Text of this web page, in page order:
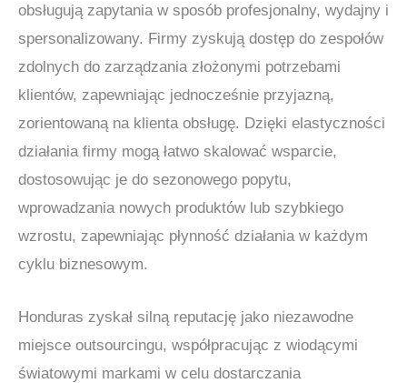
obsługują zapytania w sposób profesjonalny, wydajny i
spersonalizowany. Firmy zyskują dostęp do zespołów
zdolnych do zarządzania złożonymi potrzebami
klientów, zapewniając jednocześnie przyjazną,
zorientowaną na klienta obsługę. Dzięki elastyczności
działania firmy mogą łatwo skalować wsparcie,
dostosowując je do sezonowego popytu,
wprowadzania nowych produktów lub szybkiego
wzrostu, zapewniając płynność działania w każdym
cyklu biznesowym.
Honduras zyskał silną reputację jako niezawodne
miejsce outsourcingu, współpracując z wiodącymi
światowymi markami w celu dostarczania